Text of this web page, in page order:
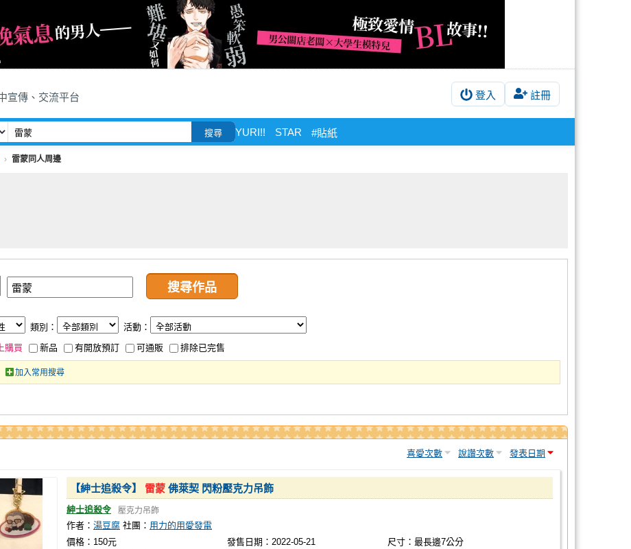
宣傳、交流平台 登入 註冊
搜尋 YURI!! STAR #貼紙
雷蒙同人周邊
類別：
活動：
購買 新品 有開放預訂 可通販 排除已完售
加入常用搜尋
喜愛次數 說讚次數 發表日期
【紳士追殺令】 雷蒙 佛萊契 閃粉壓克力吊飾
紳士追殺令 壓克力吊飾
作者： 湯豆腐 社團： 用力的用愛發電
價格：150元
發售日期：2022-05-21
尺寸：最長邊7公分